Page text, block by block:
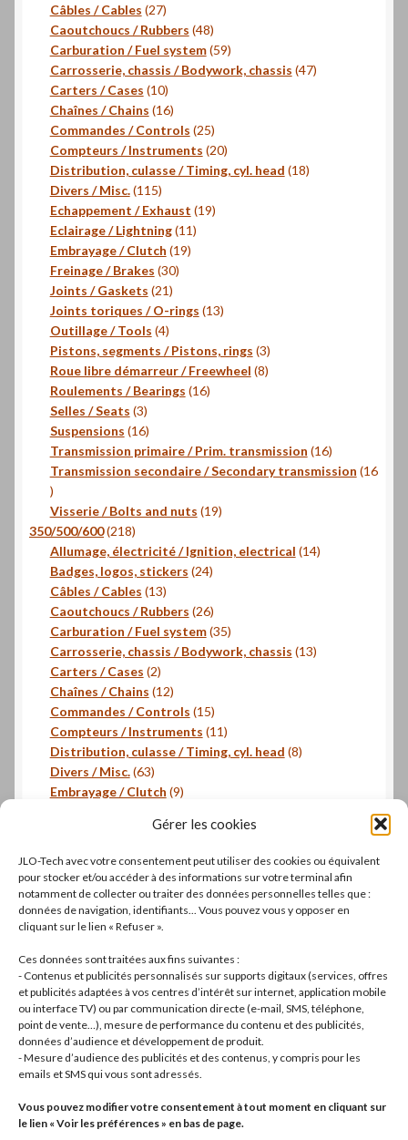
Gérer les cookies
JLO-Tech avec votre consentement peut utiliser des cookies ou équivalent
pour stocker et/ou accéder à des informations sur votre terminal afin
notamment de collecter ou traiter des données personnelles telles que :
données de navigation, identifiants... Vous pouvez vous y opposer en
cliquant sur le lien « Refuser ».
Ces données sont traitées aux fins suivantes :
- Contenus et publicités personnalisés sur supports digitaux (services, offres
et publicités adaptées à vos centres d’intérêt sur internet, application mobile
ou interface TV) ou par communication directe (e-mail, SMS, téléphone,
point de vente…), mesure de performance du contenu et des publicités,
données d’audience et développement de produit.
- Mesure d’audience des publicités et des contenus, y compris pour les
emails et SMS qui vous sont adressés.
Vous pouvez modifier votre consentement à tout moment en cliquant sur
le lien « Voir les préférences » en bas de page.
Câbles / Cables 2727
produits
Caoutchoucs / Rubbers 4848
produits
Carburation / Fuel system 5959
produits
Carrosserie, chassis / Bodywork, chassis 4747
Carters / Cases 1010
produits
Chaînes / Chains 1616
produits
Commandes / Controls 2525
produits
Compteurs / Instruments 2020
produits
Distribution, culasse / Timing, cyl. head 1818
Divers / Misc. 115115
produits
Echappement / Exhaust 1919
Eclairage / Lightning 1111
Embrayage / Clutch 1919
Freinage / Brakes 3030
Joints / Gaskets 2121
produits
Joints toriques / O-rings 1313
Outillage / Tools 44
produits
Pistons, segments / Pistons, rings 33
produits
Roue libre démarreur / Freewheel 88
Roulements / Bearings 1616
Selles / Seats 33
produits
Suspensions 1616
produits
Transmission primaire / Prim. transmission 1616
produits
Transmission secondaire / Secondary transmission 16
16
produits
Visserie / Bolts and nuts 1919
350/500/600 218218
produits
Allumage, électricité / Ignition, electrical 1414
Badges, logos, stickers 2424
Câbles / Cables 1313
produits
Caoutchoucs / Rubbers 2626
produits
Carburation / Fuel system 3535
produits
Carrosserie, chassis / Bodywork, chassis 1313
Carters / Cases 22
produits
Chaînes / Chains 1212
produits
Commandes / Controls 1515
produits
Compteurs / Instruments 1111
produits
Distribution, culasse / Timing, cyl. head 88
Divers / Misc. 6363
produits
Embrayage / Clutch 99
produits
1818
produits
Pistons, segments / Pistons, rings
produits
- Roulements / Bearings 22
produits
Transmission primaire / Primary transmission 11
Transmission secondaire / Secondary transmission
produits
Visserie / Bolts and nuts 88
produits
Litterature / Books 1111
produits
Autres modèles, Divers / Others models, Misc. 3737
produits
Dell'Orto 4242
produits
Brembo 19
produits
Motos complètes 2222